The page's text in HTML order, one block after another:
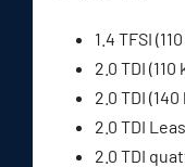
1.4 TFSI
2.0 TDI (110
2.0 TDI
2.0 TDI
2.0 TDI